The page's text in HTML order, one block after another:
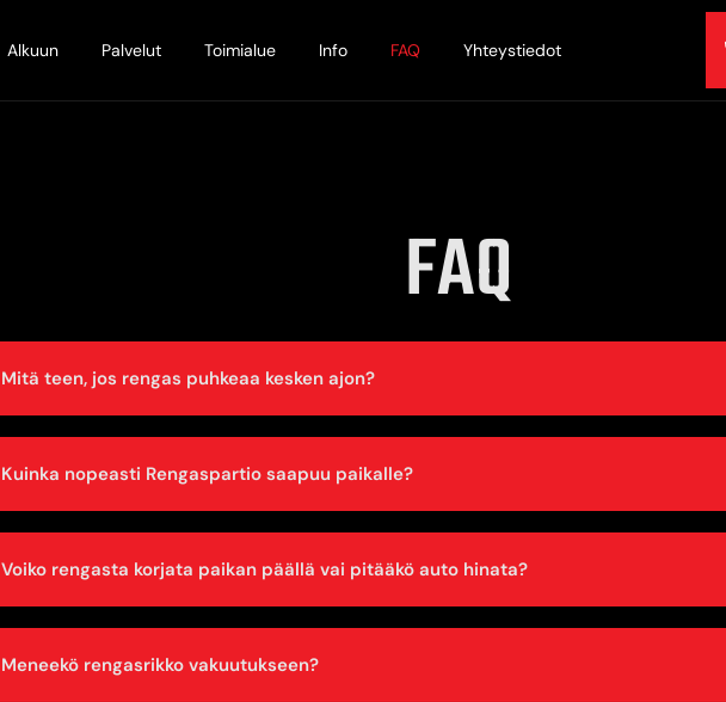
Alkuun Palvelut Toimialue Info FAQ Yhteystiedot
FAQ
Mitä teen, jos rengas puhkeaa kesken ajon?
Kuinka nopeasti Rengaspartio saapuu paikalle?
Voiko rengasta korjata paikan päällä vai pitääkö auto hinata?
Meneekö rengasrikko vakuutukseen?